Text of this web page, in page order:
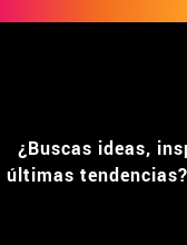
¿Buscas ideas,
últimas tendencias?